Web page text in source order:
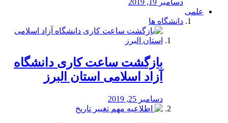
دسامبر 19, 2019
علمی
دانشگاه ها
بازگشت ساعت کاری دانشگاه
آزاد اسلامی استان البرز
دسامبر 25, 2019